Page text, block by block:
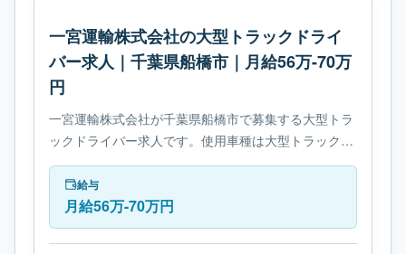
一宮運輸株式会社の大型トラックドライ
バー求人｜千葉県船橋市｜月給56万-70万
円
一宮運輸株式会社が千葉県船橋市で募集する大型トラ
ックドライバー求人です。使用車種は大型トラックで
す。勤務時間は- 変形労働時間制です。必要免許は- 大
型自動車免許です。
給与
月給56万-70万円